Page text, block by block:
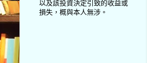
以及該投資決定引致的收益或
損失，概與本人無涉。